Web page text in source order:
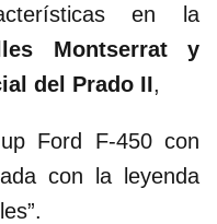
en la
Montserrat y
del Prado II,
Ford F-450 con
con la leyenda